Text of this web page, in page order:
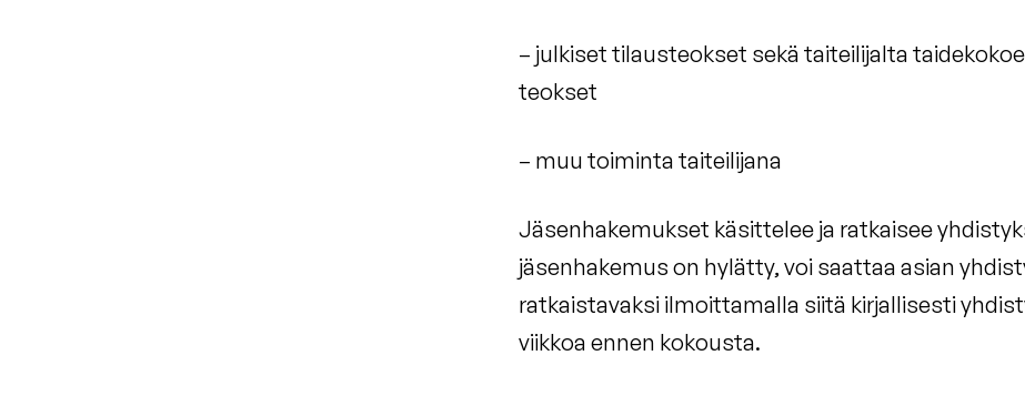
– julkiset tilausteokset sekä taiteilijalta
teokset
– muu toiminta taiteilijana
Jäsenhakemukset käsittelee ja ratkaisee
jäsenhakemus on hylätty, voi saattaa asian
ratkaistavaksi ilmoittamalla siitä kirjallisesti
viikkoa ennen kokousta.